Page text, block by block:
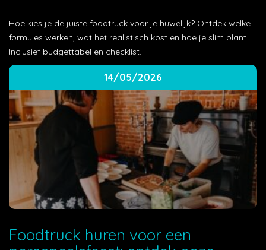
Hoe kies je de juiste foodtruck voor je huwelijk? Ontdek welke
formules werken, wat het realistisch kost en hoe je slim plant.
Inclusief budgettabel en checklist.
14/05/2026
Foodtruck huren voor een